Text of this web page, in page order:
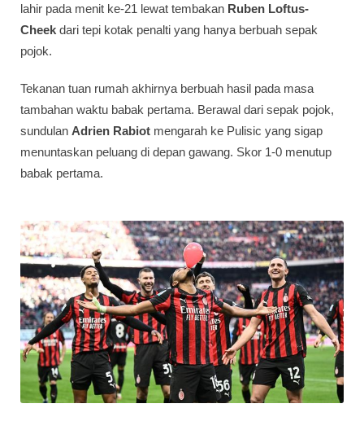
lahir pada menit ke-21 lewat tembakan Ruben Loftus-
Cheek dari tepi kotak penalti yang hanya berbuah sepak
pojok.
Tekanan tuan rumah akhirnya berbuah hasil pada masa
tambahan waktu babak pertama. Berawal dari sepak pojok,
sundulan Adrien Rabiot mengarah ke Pulisic yang sigap
menuntaskan peluang di depan gawang. Skor 1-0 menutup
babak pertama.